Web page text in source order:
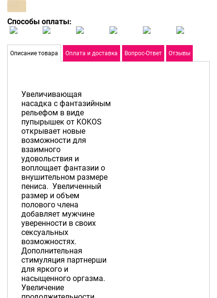
Способы оплаты:
Описание товара Оплата и доставка Вопрос-Ответ Отзывы
Увеличивающая
насадка с фантазийным
рельефом в виде
пупырышек от KOKOS
открывает новые
возможности для
взаимного
удовольствия и
воплощает фантазии о
внушительном размере
пениса. Увеличенный
размер и объем
полового члена
добавляет мужчине
уверенности в своих
сексуальных
возможностях.
Дополнительная
стимуляция партнерши
для яркого и
насыщенного оргазма.
Увеличение